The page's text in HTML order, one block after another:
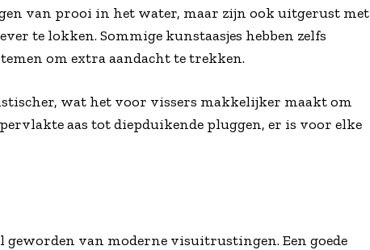
van prooi in het water, maar zijn ook uitgerust met
te lokken. Sommige kunstaasjes hebben zelfs
om extra aandacht te trekken.
wat het voor vissers makkelijker maakt om
aas tot diepduikende pluggen, er is voor elke
geworden van moderne visuitrustingen. Een goede